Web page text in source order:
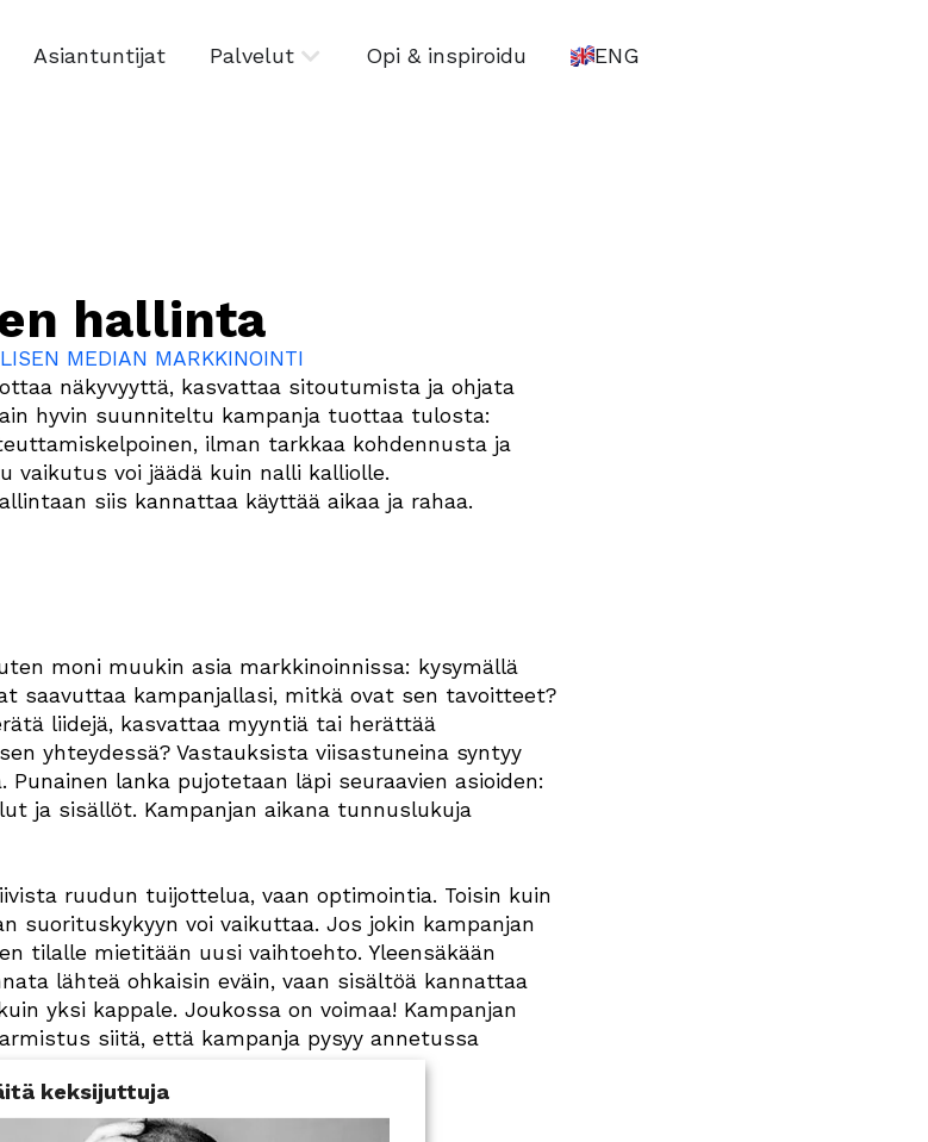
Asiantuntijat Palvelut Opi & inspiroidu ENG
hallinta
MEDIAN MARKKINOINTI
näkyvyyttä, kasvattaa sitoutumista ja ohjata
hyvin suunniteltu kampanja tuottaa tulosta:
ilman tarkkaa kohdennusta ja
vaikutus voi jäädä kuin nalli kalliolle.
siis kannattaa käyttää aikaa ja rahaa.
moni muukin asia markkinoinnissa: kysymällä
saavuttaa kampanjallasi, mitkä ovat sen tavoitteet?
liidejä, kasvattaa myyntiä tai herättää
yhteydessä? Vastauksista viisastuneina syntyy
Punainen lanka pujotetaan läpi seuraavien asioiden:
ja sisällöt. Kampanjan aikana tunnuslukuja
ruudun tuijottelua, vaan optimointia. Toisin kuin
suorituskykyyn voi vaikuttaa. Jos jokin kampanjan
tilalle mietitään uusi vaihtoehto. Yleensäkään
lähteä ohkaisin eväin, vaan sisältöä kannattaa
yksi kappale. Joukossa on voimaa! Kampanjan
siitä, että kampanja pysyy annetussa
keksijuttuja